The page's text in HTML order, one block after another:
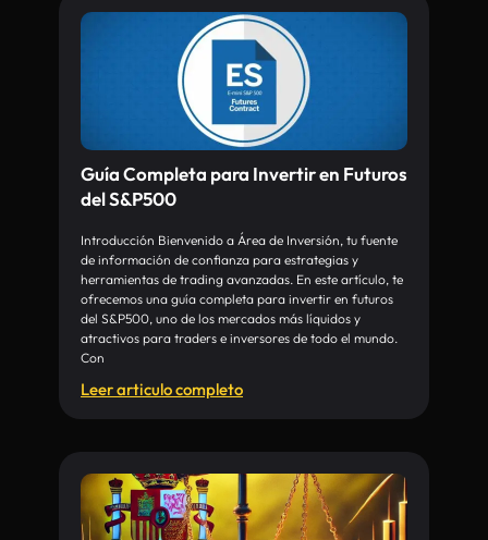
Guía Completa para Invertir en Futuros
del S&P500
Introducción Bienvenido a Área de Inversión, tu fuente
de información de confianza para estrategias y
herramientas de trading avanzadas. En este artículo, te
ofrecemos una guía completa para invertir en futuros
del S&P500, uno de los mercados más líquidos y
atractivos para traders e inversores de todo el mundo.
Con
Leer articulo completo